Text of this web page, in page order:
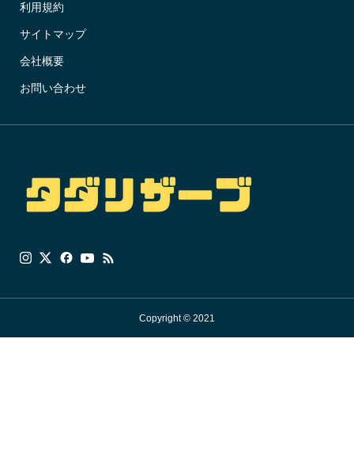
利用規約
サイトマップ
会社概要
お問い合わせ
Copyright © 2021